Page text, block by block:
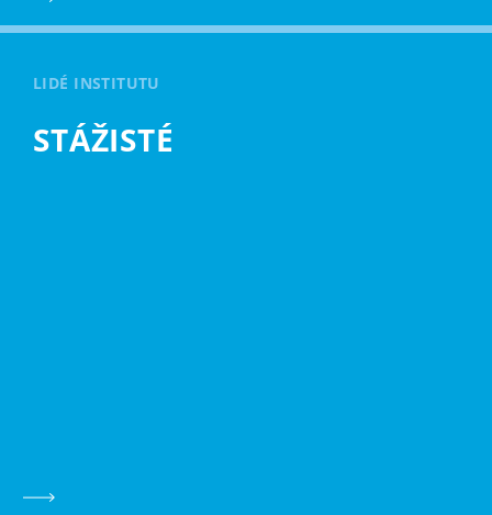
STÁŽISTÉ
LIDÉ INSTITUTU